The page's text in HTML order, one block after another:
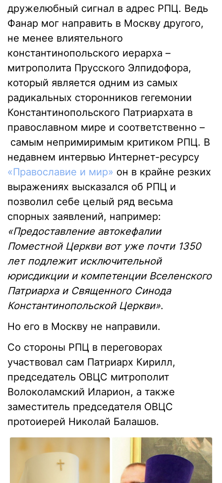
дружелюбный сигнал в адрес РПЦ. Ведь
Фанар мог направить в Москву другого,
не менее влиятельного
константинопольского иерарха –
митрополита Прусского Элпидофора,
который является одним из самых
радикальных сторонников гегемонии
Константинопольского Патриархата в
православном мире и соответственно –
самым непримиримым критиком РПЦ. В
недавнем интервью Интернет-ресурсу
«Православие и мир» он в крайне резких
выражениях высказался об РПЦ и
позволил себе целый ряд весьма
спорных заявлений, например:
«Предоставление автокефалии
Поместной Церкви вот уже почти 1350
лет подлежит исключительной
юрисдикции и компетенции Вселенского
Патриарха и Священного Синода
Константинопольской Церкви».
Но его в Москву не направили.
Со стороны РПЦ в переговорах
участвовал сам Патриарх Кирилл,
председатель ОВЦС митрополит
Волоколамский Иларион, а также
заместитель председателя ОВЦС
протоиерей Николай Балашов.